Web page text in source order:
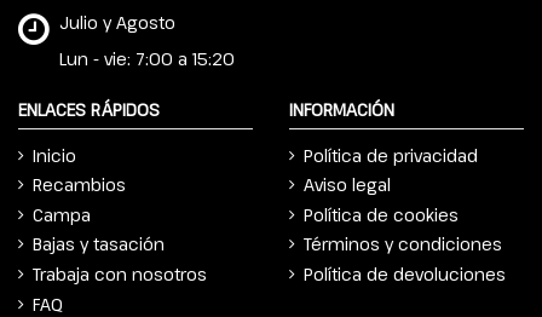
Julio y Agosto
Lun - vie: 7:00 a 15:20
ENLACES RÁPIDOS
Inicio
Recambios
Campa
Bajas y tasación
Trabaja con nosotros
FAQ
INFORMACIÓN
Política de privacidad
Aviso legal
Política de cookies
Términos y condiciones
Política de devoluciones